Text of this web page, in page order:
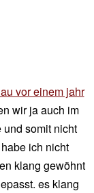
vor einem jahr
wir ja auch im
somit nicht
ich nicht
klang gewöhnt
es klang